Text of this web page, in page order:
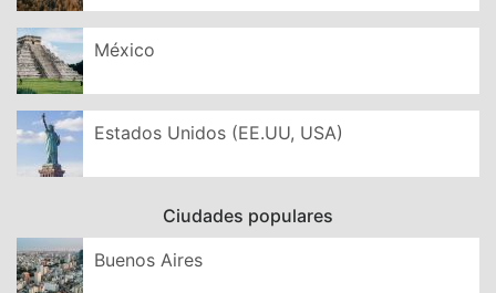
México
Estados Unidos (EE.UU, USA)
Ciudades populares
Buenos Aires